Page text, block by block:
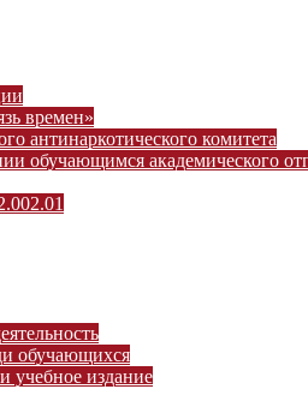
времен»
антинаркотического комитета
обучающимся академического
обучающихся
учебное издание